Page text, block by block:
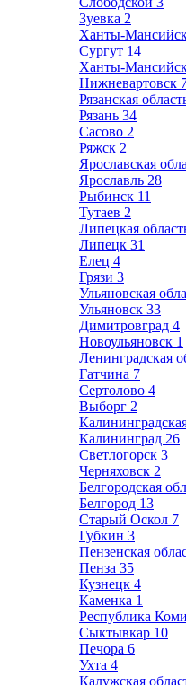
Зуевка 2
Ханты-
Сургут 14
Ханты-
Нижневартовск
Рязанская
Рязань 34
Сасово 2
Ряжск 2
Ярославская
Ярославль 28
Рыбинск 11
Тутаев 2
Липецкая
Липецк 31
Елец 4
Грязи 3
Ульяновская
Ульяновск 33
Димитровград 4
Новоульяновск 1
Ленинградская
Гатчина 7
Сертолово 4
Выборг 2
Калининград 26
Светлогорск 3
Черняховск 2
Белгородская
Белгород 13
Старый Оскол 7
Губкин 3
Пензенская
Пенза 35
Кузнецк 4
Каменка 1
Республика Коми
Сыктывкар 10
Печора 6
Ухта 4
Калужская